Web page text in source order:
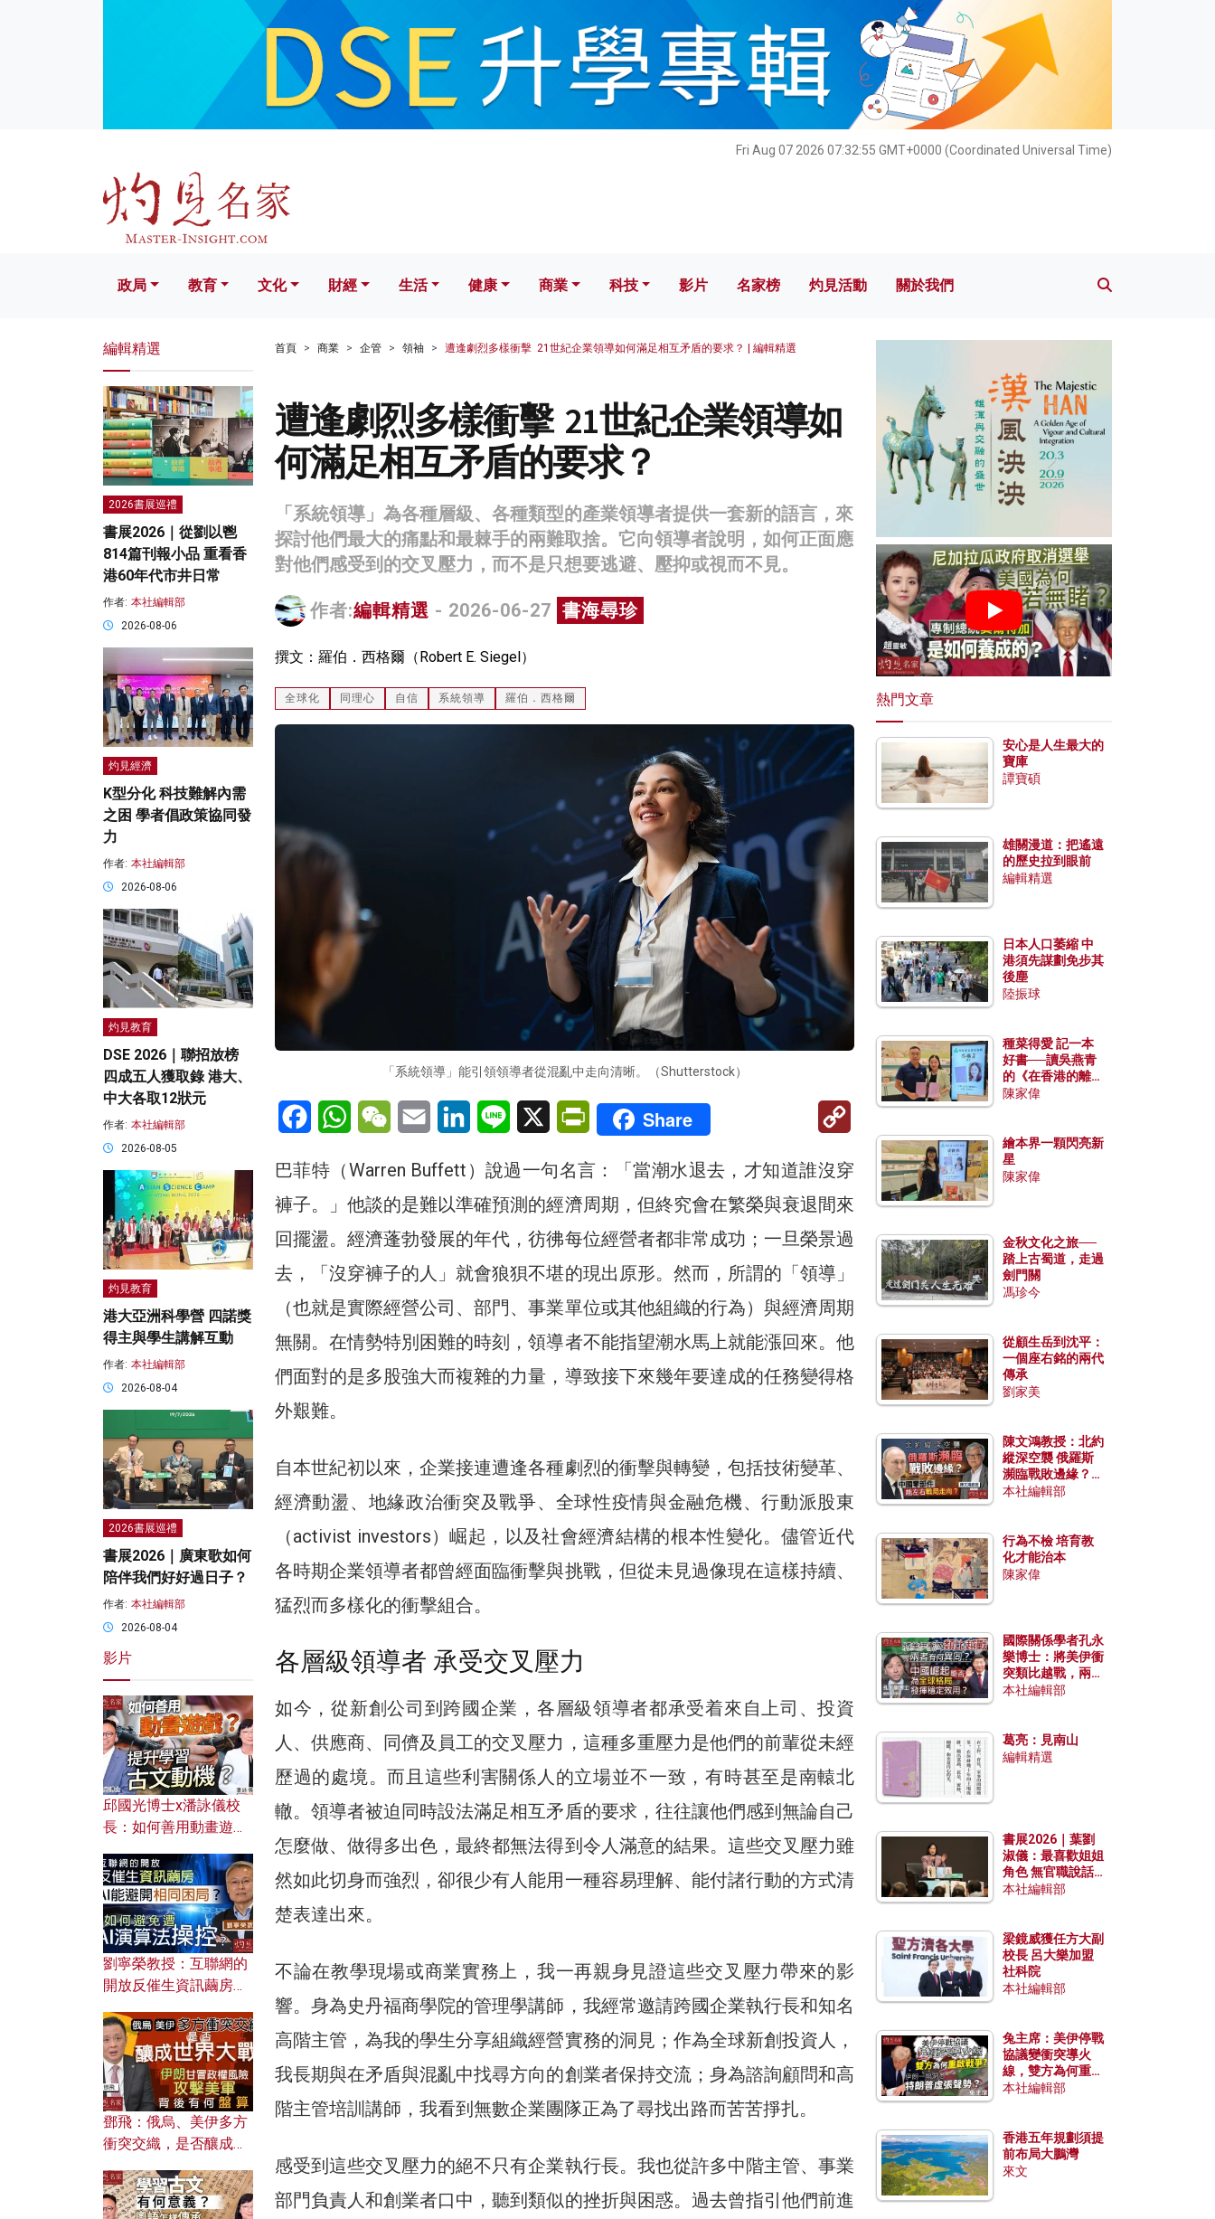
Fri Aug 07 2026 07:32:56 GMT+0000 (Coordinated Universal Time)
文化 財經 生活 健康 科技 影片 名家榜 灼見活動 關於我們
政局 教育 文化 財經 生活 健康 商業 科技 影片 名家榜 灼見活動 關於我們
首頁 商業 企管 領袖 遭逢劇烈多樣衝擊 21世紀企業領導如何滿足相互矛盾的要求？ | 編輯精選
遭逢劇烈多樣衝擊 21世紀企業領導如
何滿足相互矛盾的要求？
「系統領導」為各種層級、各種類型的產業領導者提供一套新的語言，來
探討他們最大的痛點和最棘手的兩難取捨。它向領導者說明，如何正面應
對他們感受到的交叉壓力，而不是只想要逃避、壓抑或視而不見。
作者:編輯精選 - 2026-06-27 書海尋珍
撰文：羅伯．西格爾（Robert E. Siegel）
全球化 同理心 自信 系統領導 羅伯．西格爾
「系統領導」能引領領導者從混亂中走向清晰。（Shutterstock）
FacebookWhatsAppWeChatEmail LinkedInLine X PrintFriendly
Share
Copy
巴菲特（Warren Buffett）說過一句名言：「當潮水退去，才知道誰沒穿
褲子。」他談的是難以準確預測的經濟周期，但終究會在繁榮與衰退間來
回擺盪。經濟蓬勃發展的年代，彷彿每位經營者都非常成功；一旦榮景過
去，「沒穿褲子的人」就會狼狽不堪的現出原形。然而，所謂的「領導」
（也就是實際經營公司、部門、事業單位或其他組織的行為）與經濟周期
無關。在情勢特別困難的時刻，領導者不能指望潮水馬上就能漲回來。他
們面對的是多股強大而複雜的力量，導致接下來幾年要達成的任務變得格
外艱難。
自本世紀初以來，企業接連遭逢各種劇烈的衝擊與轉變，包括技術變革、
經濟動盪、地緣政治衝突及戰爭、全球性疫情與金融危機、行動派股東
（activist investors）崛起，以及社會經濟結構的根本性變化。儘管近代
各時期企業領導者都曾經面臨衝擊與挑戰，但從未見過像現在這樣持續、
猛烈而多樣化的衝擊組合。
各層級領導者 承受交叉壓力
如今，從新創公司到跨國企業，各層級領導者都承受着來自上司、投資
人、供應商、同儕及員工的交叉壓力，這種多重壓力是他們的前輩從未經
歷過的處境。而且這些利害關係人的立場並不一致，有時甚至是南轅北
轍。領導者被迫同時設法滿足相互矛盾的要求，往往讓他們感到無論自己
怎麼做、做得多出色，最終都無法得到令人滿意的結果。這些交叉壓力雖
然如此切身而強烈，卻很少有人能用一種容易理解、能付諸行動的方式清
楚表達出來。
不論在教學現場或商業實務上，我一再親身見證這些交叉壓力帶來的影
響。身為史丹福商學院的管理學講師，我經常邀請跨國企業執行長和知名
高階主管，為我的學生分享組織經營實務的洞見；作為全球新創投資人，
我長期與在矛盾與混亂中找尋方向的創業者保持交流；身為諮詢顧問和高
階主管培訓講師，我看到無數企業團隊正為了尋找出路而苦苦掙扎。
感受到這些交叉壓力的絕不只有企業執行長。我也從許多中階主管、事業
部門負責人和創業者口中，聽到類似的挫折與困惑。過去曾指引他們前進
編輯精選
2026書展巡禮
書展2026｜從劉以鬯
814篇刊報小品 重看香
港60年代市井日常
作者: 本社編輯部
2026-08-06
灼見經濟
K型分化 科技難解內需
之困 學者倡政策協同發
力
作者: 本社編輯部
2026-08-06
灼見教育
DSE 2026｜聯招放榜
四成五人獲取錄 港大、
中大各取12狀元
作者: 本社編輯部
2026-08-05
灼見教育
港大亞洲科學營 四諾獎
得主與學生講解互動
作者: 本社編輯部
2026-08-04
2026書展巡禮
書展2026｜廣東歌如何
陪伴我們好好過日子？
作者: 本社編輯部
2026-08-04
影片
邱國光博士x潘詠儀校
長：如何善用動畫遊戲
劉寧榮教授：互聯網的
開放反催生資訊繭房，
何避免遭AI演算法操
控？
鄧飛：俄烏、美伊多方
衝突交織，是否釀成世
風險攻擊美軍，背後有
何盤算？
熱門文章
安心是人生最大的
寶庫
譚寶碩
雄關漫道：把遙遠
的歷史拉到眼前
編輯精選
日本人口萎縮 中
港須先謀劃免步其
後塵
陸振球
種菜得愛 記一本
好書──讀吳燕青
的《在香港的離島
種菜》
陳家偉
繪本界一顆閃亮新
星
陳家偉
金秋文化之旅──
踏上古蜀道，走過
劍門關
馮珍今
從顧生岳到沈平：
一個座右銘的兩代
傳承
劉家美
陳文鴻教授：北約
縱深空襲 俄羅斯
瀕臨戰敗邊緣？中
國零部件能左右戰
本社編輯部
行為不檢 培育教
化才能治本
陳家偉
國際關係學者孔永
樂博士：將美伊衝
突類比越戰，兩者
有何異同？中國崛
本社編輯部
葛亮：見南山
編輯精選
書展2026｜葉劉
淑儀：最喜歡姐姐
角色 無官職說話
包袱少
本社編輯部
梁鏡威獲任方大副
校長 呂大樂加盟
社科院
本社編輯部
兔主席：美伊停戰
協議變衝突導火
線，雙方為何重啟
戰爭？伊朗一早洞
本社編輯部
香港五年規劃須提
前布局大鵬灣
來文